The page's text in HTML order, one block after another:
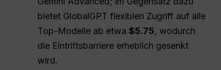
bietet GlobalGPT flexiblen Zugriff auf alle
Top-Modelle ab etwa$5.75, wodurch
die Eintrittsbarriere erheblich gesenkt
wird.